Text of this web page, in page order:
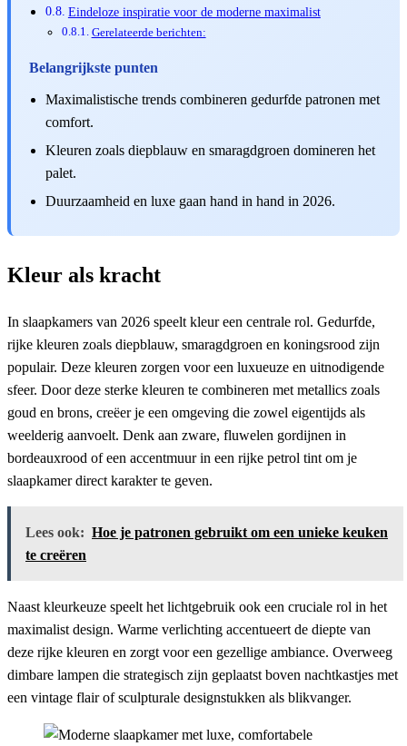
Eindeloze inspiratie voor de moderne maximalist
Gerelateerde berichten:
Belangrijkste punten
Maximalistische trends combineren gedurfde patronen met
comfort.
Kleuren zoals diepblauw en smaragdgroen domineren het
palet.
Duurzaamheid en luxe gaan hand in hand in 2026.
Kleur als kracht
In slaapkamers van 2026 speelt kleur een centrale rol. Gedurfde,
rijke kleuren zoals diepblauw, smaragdgroen en koningsrood zijn
populair. Deze kleuren zorgen voor een luxueuze en uitnodigende
sfeer. Door deze sterke kleuren te combineren met metallics zoals
goud en brons, creëer je een omgeving die zowel eigentijds als
weelderig aanvoelt. Denk aan zware, fluwelen gordijnen in
bordeauxrood of een accentmuur in een rijke petrol tint om je
slaapkamer direct karakter te geven.
Lees ook: Hoe je patronen gebruikt om een unieke keuken
te creëren
Naast kleurkeuze speelt het lichtgebruik ook een cruciale rol in het
maximalist design. Warme verlichting accentueert de diepte van
deze rijke kleuren en zorgt voor een gezellige ambiance. Overweeg
dimbare lampen die strategisch zijn geplaatst boven nachtkastjes met
een vintage flair of sculpturale designstukken als blikvanger.